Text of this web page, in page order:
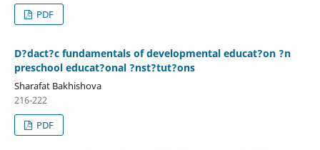
PDF
D?dact?c fundamentals of developmental educat?on ?n
preschool educat?onal ?nst?tut?ons
Sharafat Bakhishova
216-222
PDF